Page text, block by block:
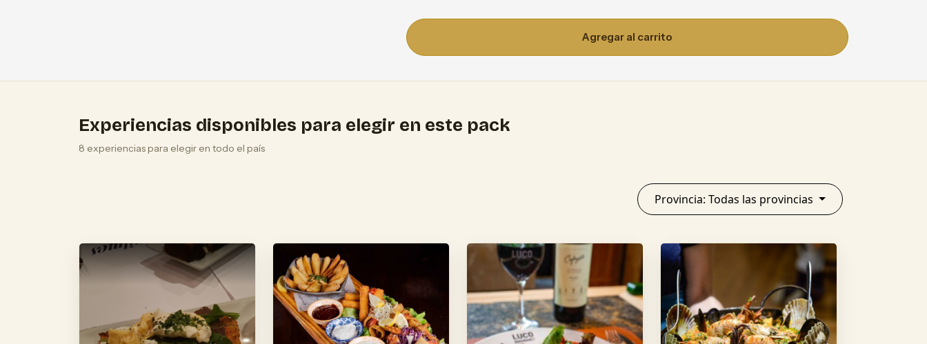
Agregar al carrito
Experiencias disponibles para elegir en este pack
8 experiencias para elegir en todo el país
Provincia: Todas las provincias